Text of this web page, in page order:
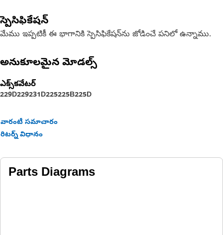
స్పెసిఫికేషన్
మేము ఇప్పటికీ ఈ భాగానికి స్పెసిఫికేషన్‌ను జోడించే పనిలో ఉన్నాము.
అనుకూలమైన మోడల్స్
ఎక్స్‌కవేటర్
229D229231D225225B225D
వారంటీ సమాచారం
రిటర్న్ విధానం
Parts Diagrams